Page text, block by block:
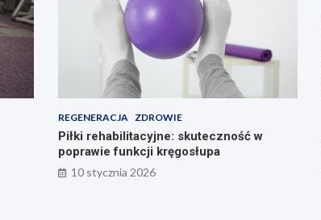
REGENERACJA ZDROWIE
Piłki rehabilitacyjne: skuteczność w
poprawie funkcji kręgosłupa
10 stycznia 2026